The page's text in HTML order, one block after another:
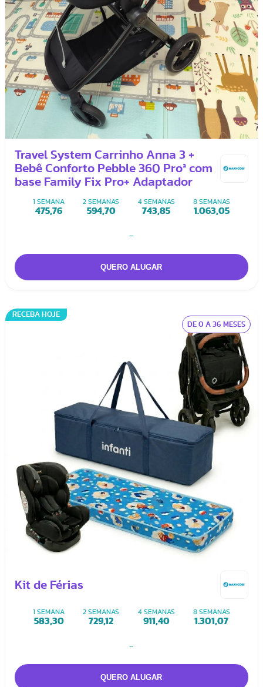
Travel System Carrinho Anna 3 +
Bebê Conforto Pebble 360 Pro² com
base Family Fix Pro+ Adaptador
1 SEMANA
475,76
2 SEMANAS
594,70
4 SEMANAS
743,85
8 SEMANAS
1.063,05
-
RECEBA HOJE
DE 0 A 36 MESES
Kit de Férias
1 SEMANA
583,30
2 SEMANAS
729,12
4 SEMANAS
911,40
8 SEMANAS
1.301,07
-